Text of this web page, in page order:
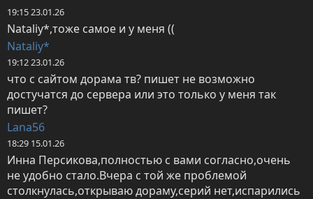
19:15 23.01.26
Nataliy*,тоже самое и у меня ((
Nataliy*
19:12 23.01.26
что с сайтом дорама тв? пишет не возможно
достучатся до сервера или это только у меня так
пишет?
Lana56
18:29 15.01.26
Инна Персикова,полностью с вами согласно,очень
не удобно стало.Вчера с той же проблемой
столкнулась,открываю дораму,серий нет,испарились